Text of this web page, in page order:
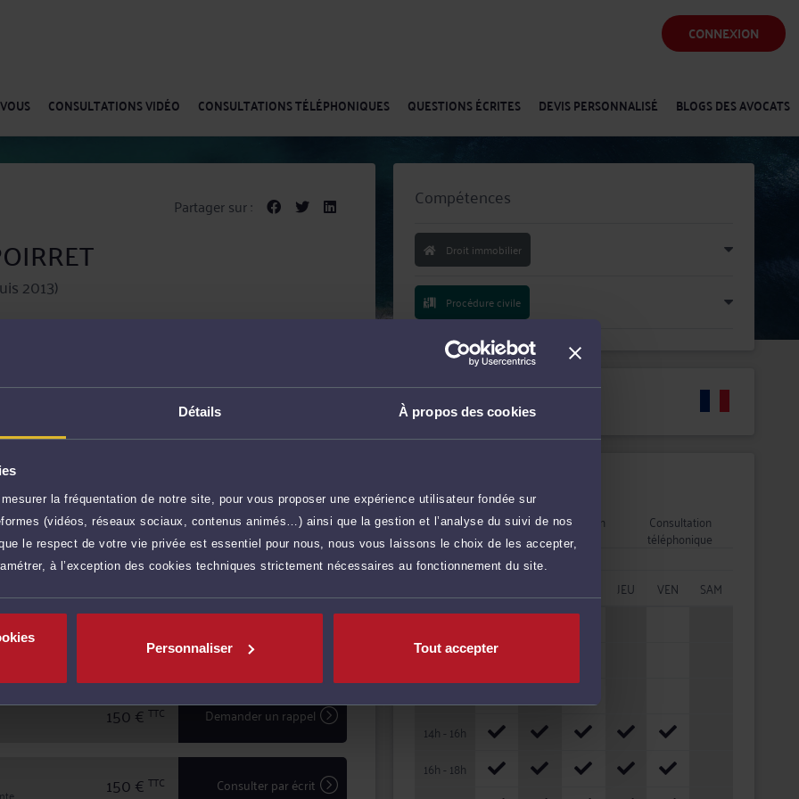
Détails À propos des cookies
la fréquentation de notre site, pour vous proposer une expérience utilisateur fondée sur
(vidéos, réseaux sociaux, contenus animés…) ainsi que la gestion et l’analyse du suivi de nos
le respect de votre vie privée est essentiel pour nous, nous vous laissons le choix de les accepter,
à l’exception des cookies techniques strictement nécessaires au fonctionnement du site.
Personnaliser Tout accepter
CONNEXION
CONSULTATIONS VIDÉO CONSULTATIONS TÉLÉPHONIQUES QUESTIONS ÉCRITES DEVIS PERSONNALISÉ BLOGS DES AVOCATS
Partager sur :
2013)
Orangis., en tant qu'Avocat Associé du cabinet AD
immobilier.
de conseil et de représentation en justice.
permet d'assurer une prestation de conseil à
devant les tribunaux.
à l'écoute et au dialogue, et vous aide à faire
plus
150 € TTC Prendre RDV
150 €TTC Prendre RDV
150 €TTC Demander un rappel
150 € TTC Consulter par écrit
Compétences
Droit immobilier
Procédure civile
Langues
Rendez-vous
cabinet
Consultation
vidéo
Consultation
téléphonique
JEU VEN
SAM
10h - 12h
14h - 16h
16h - 18h